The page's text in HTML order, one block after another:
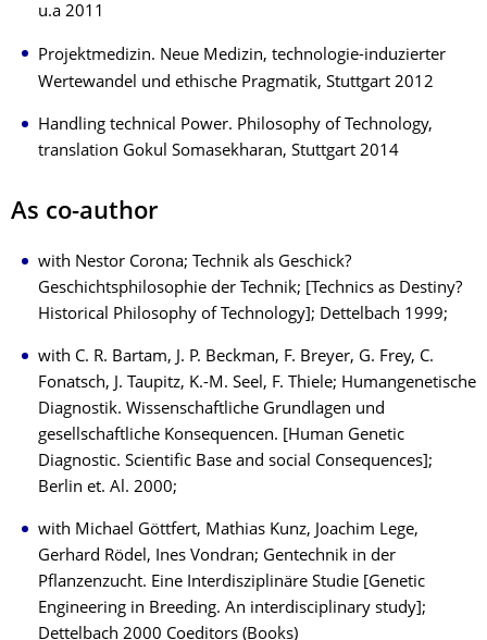
u.a 2011
Projektmedizin. Neue Medizin, technologie-induzierter
Wertewandel und ethische Pragmatik, Stuttgart 2012
Handling technical Power. Philosophy of Technology,
translation Gokul Somasekharan, Stuttgart 2014
As co-author
with Nestor Corona; Technik als Geschick?
Geschichtsphilosophie der Technik; [Technics as Destiny?
Historical Philosophy of Technology]; Dettelbach 1999;
with C. R. Bartam, J. P. Beckman, F. Breyer, G. Frey, C.
Fonatsch, J. Taupitz, K.-M. Seel, F. Thiele; Humangenetische
Diagnostik. Wissenschaftliche Grundlagen und
gesellschaftliche Konsequencen. [Human Genetic
Diagnostic. Scientific Base and social Consequences];
Berlin et. Al. 2000;
with Michael Göttfert, Mathias Kunz, Joachim Lege,
Gerhard Rödel, Ines Vondran; Gentechnik in der
Pflanzenzucht. Eine Interdisziplinäre Studie [Genetic
Engineering in Breeding. An interdisciplinary study];
Dettelbach 2000 Coeditors (Books)